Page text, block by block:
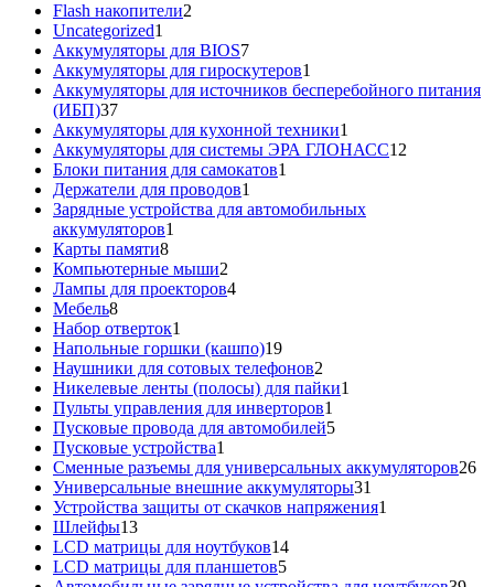
Flash накопители2
Uncategorized1
товар
Аккумуляторы для BIOS77
товаров
Аккумуляторы для гироскутеров1
товар
Аккумуляторы для источников бесперебойного питания
(ИБП)3737
товаров
Аккумуляторы для кухонной техники1
товар
Аккумуляторы для системы ЭРА ГЛОНАСС12
Блоки питания для самокатов1
Держатели для проводов1
товар
Зарядные устройства для автомобильных
аккумуляторов1
Карты памяти88
товаров
Компьютерные мыши2
товара
Лампы для проекторов44
Мебель88
товаров
Набор отверток1
товар
Напольные горшки (кашпо)1919
товаров
Наушники для сотовых телефонов2
товара
Никелевые ленты (полосы) для пайки1
Пульты управления для инверторов1
товар
Пусковые провода для автомобилей55
Пусковые устройства1
товар
Сменные разъемы для универсальных аккумуляторов2626
Универсальные внешние аккумуляторы31
товар
Устройства защиты от скачков напряжения1
Шлейфы1313
товаров
LCD матрицы для ноутбуков1414
LCD матрицы для планшетов55